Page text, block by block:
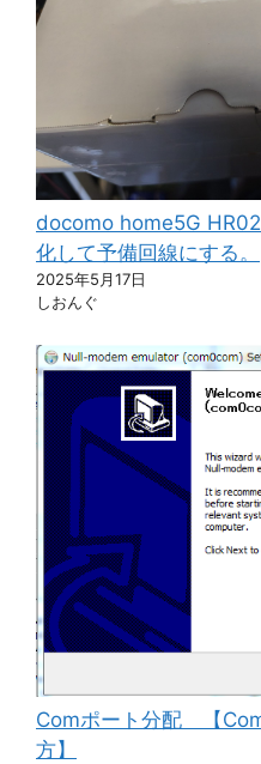
docomo home5G
化して予備回線にする。
2025年5月17日
しおんぐ
Comポート分配 【
方】